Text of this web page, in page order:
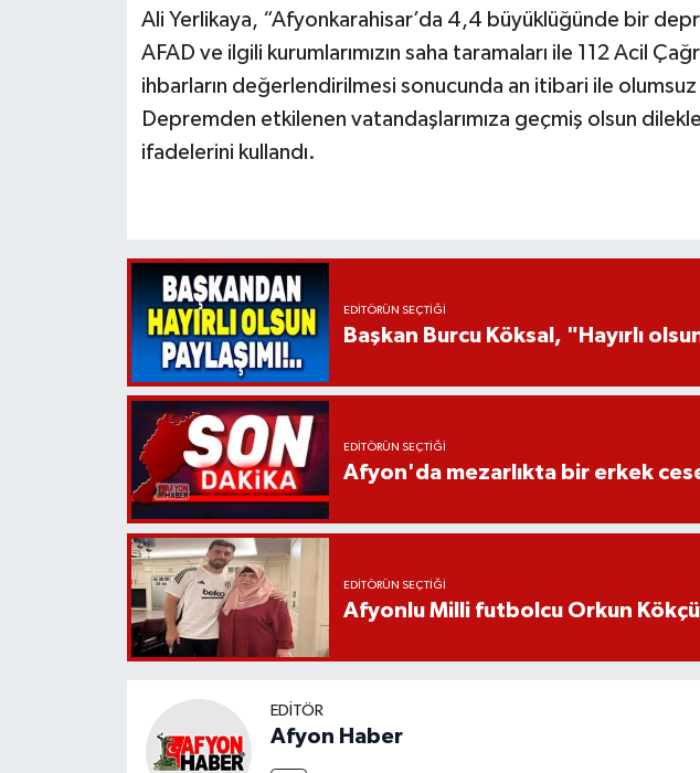
Ali Yerlikaya, “Afyonkarahisar’da 4,4 büyüklüğünde bir
AFAD ve ilgili kurumlarımızın saha taramaları ile 112 Acil
ihbarların değerlendirilmesi sonucunda an itibari ile
Depremden etkilenen vatandaşlarımıza geçmiş olsun
ifadelerini kullandı.
EDITÖRÜN SEÇTIĞI
Başkan Burcu Köksal, "Hayırlı
EDITÖRÜN SEÇTIĞI
Afyon'da mezarlıkta bir erkek
EDITÖRÜN SEÇTIĞI
Afyonlu Milli futbolcu Orkun
EDITÖR
Afyon Haber